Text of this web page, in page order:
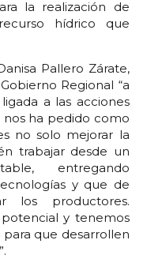
la realización de
hídrico que
Pallero Zárate,
Regional “a
a las acciones
ha pedido como
no solo mejorar la
trabajar desde un
entregando
y que de
los productores.
y tenemos
que desarrollen